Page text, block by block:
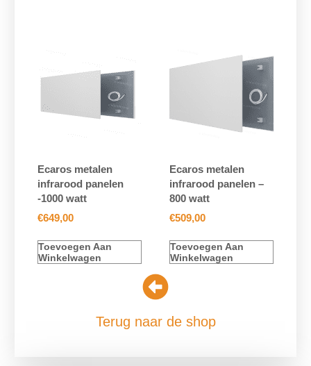
Ecaros metalen
infrarood panelen
-1000 watt
€649,00
Toevoegen Aan
Winkelwagen
Ecaros metalen
infrarood panelen –
800 watt
€509,00
Toevoegen Aan
Winkelwagen
Terug naar de shop